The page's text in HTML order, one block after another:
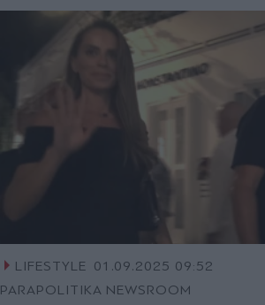
LIFESTYLE 01.09.2025 09:52
PARAPOLITIKA NEWSROOM